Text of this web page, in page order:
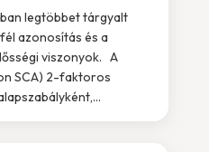
legtöbbet tárgyalt
azonosítás és a
viszonyok. A
SCA) 2-faktoros